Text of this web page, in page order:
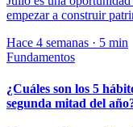
empezar a construir
Hace 4 semanas · 5 min
Fundamentos
¿Cuáles son los 5
segunda mitad del